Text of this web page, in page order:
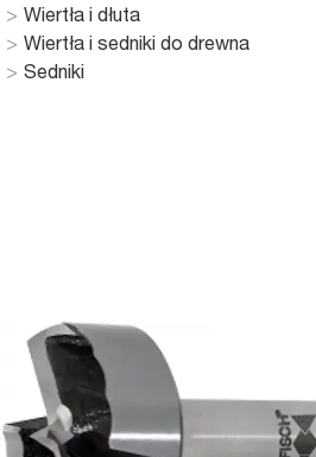
Wiertła i dłuta
Wiertła i sedniki do drewna
Sedniki